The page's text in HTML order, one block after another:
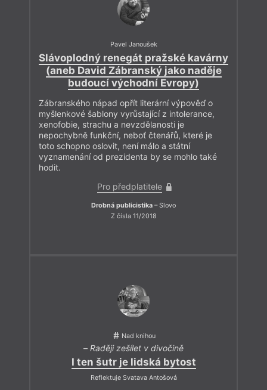
Pavel Janoušek
Slávoplodný renegát pražské kavárny
(aneb David Zábranský jako naděje
budoucí východní Evropy)
Zábranského nápad opřít literární výpověď o
myšlenkové šablony vyrůstající z intolerance,
xenofobie, strachu a nevzdělanosti je
nepochybně funkční, neboť čtenářů, které je
toto schopno oslovit, není málo a státní
vyznamenání od prezidenta by se mohlo také
hodit.
Pro předplatitele
Drobná publicistika – Slovo
Z čísla 11/2018
Nad knihou
– Raději zešílet v divočině
I ten šutr je lidská bytost
Reflektuje Svatava Antošová